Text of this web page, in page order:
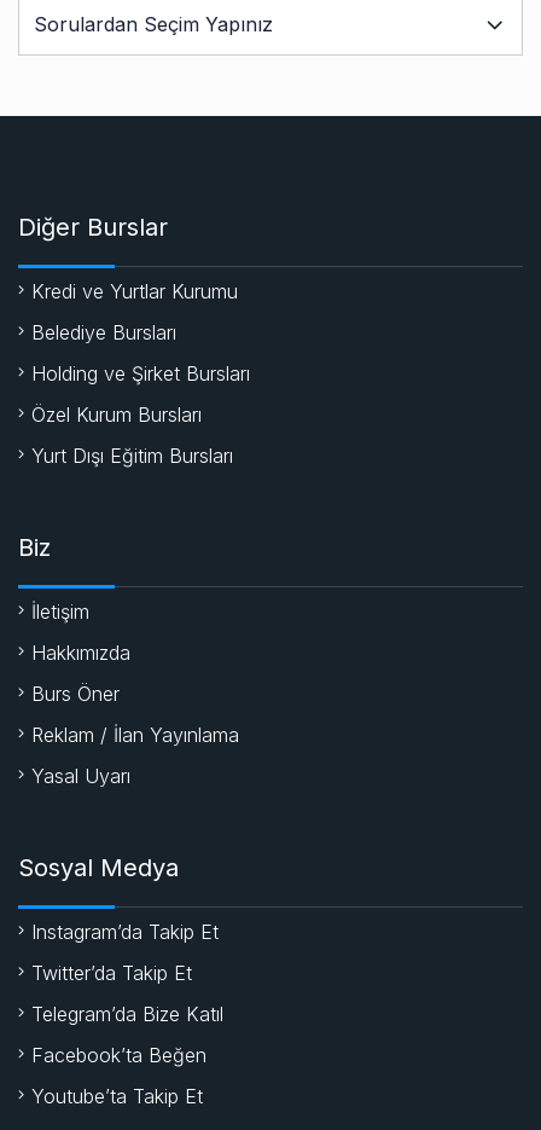
Diğer Burslar
Kredi ve Yurtlar Kurumu
Belediye Bursları
Holding ve Şirket Bursları
Özel Kurum Bursları
Yurt Dışı Eğitim Bursları
Biz
İletişim
Hakkımızda
Burs Öner
Reklam / İlan Yayınlama
Yasal Uyarı
Sosyal Medya
Instagram’da Takip Et
Twitter’da Takip Et
Telegram’da Bize Katıl
Facebook’ta Beğen
Youtube’ta Takip Et